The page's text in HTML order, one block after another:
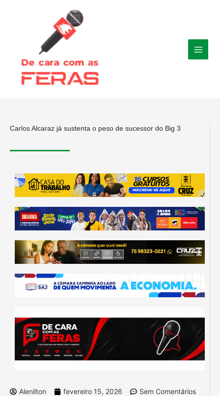
Carlos Alcaraz já sustenta o peso de sucessor do Big 3
Alenilton fevereiro 15, 2026 Sem Comentários